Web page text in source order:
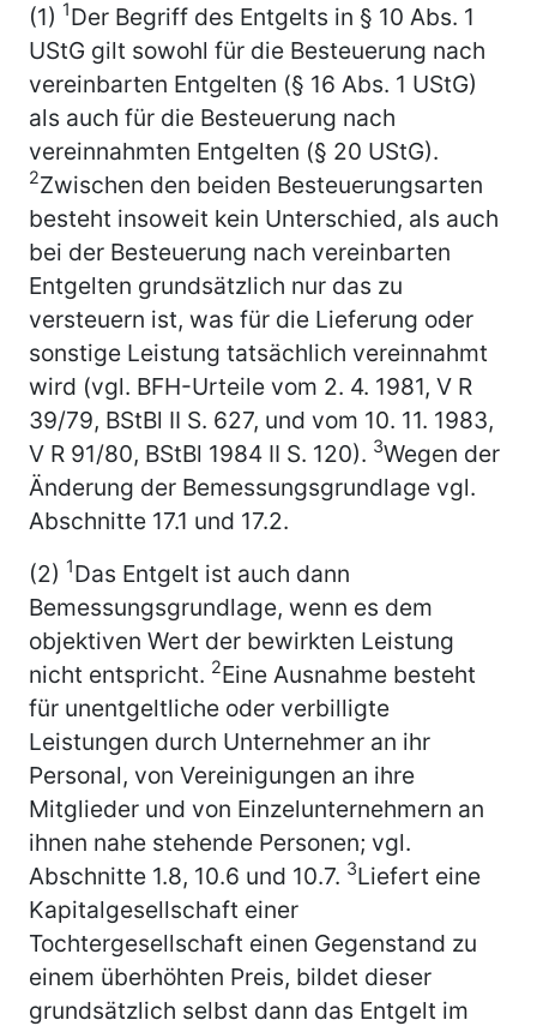
(1) 1Der Begriff des Entgelts in § 10 Abs. 1
UStG gilt sowohl für die Besteuerung nach
vereinbarten Entgelten (§ 16 Abs. 1 UStG)
als auch für die Besteuerung nach
vereinnahmten Entgelten (§ 20 UStG).
2Zwischen den beiden Besteuerungsarten
besteht insoweit kein Unterschied, als auch
bei der Besteuerung nach vereinbarten
Entgelten grundsätzlich nur das zu
versteuern ist, was für die Lieferung oder
sonstige Leistung tatsächlich vereinnahmt
wird (vgl. BFH-Urteile vom 2. 4. 1981, V R
39/79, BStBl II S. 627, und vom 10. 11. 1983,
V R 91/80, BStBl 1984 II S. 120). 3Wegen der
Änderung der Bemessungsgrundlage vgl.
Abschnitte 17.1 und 17.2.
(2) 1Das Entgelt ist auch dann
Bemessungsgrundlage, wenn es dem
objektiven Wert der bewirkten Leistung
nicht entspricht. 2Eine Ausnahme besteht
für unentgeltliche oder verbilligte
Leistungen durch Unternehmer an ihr
Personal, von Vereinigungen an ihre
Mitglieder und von Einzelunternehmern an
ihnen nahe stehende Personen; vgl.
Abschnitte 1.8, 10.6 und 10.7. 3Liefert eine
Kapitalgesellschaft einer
Tochtergesellschaft einen Gegenstand zu
einem überhöhten Preis, bildet dieser
grundsätzlich selbst dann das Entgelt im